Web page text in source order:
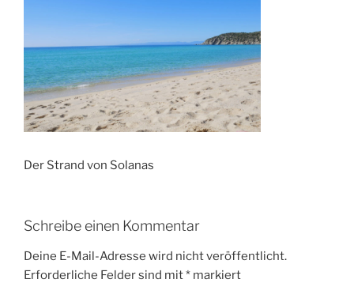
Der Strand von Solanas
Schreibe einen Kommentar
Deine E-Mail-Adresse wird nicht veröffentlicht.
Erforderliche Felder sind mit* markiert